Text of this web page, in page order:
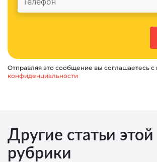
Отправляя это сообщение вы соглашаетесь
конфиденциальности
Другие статьи этой
рубрики